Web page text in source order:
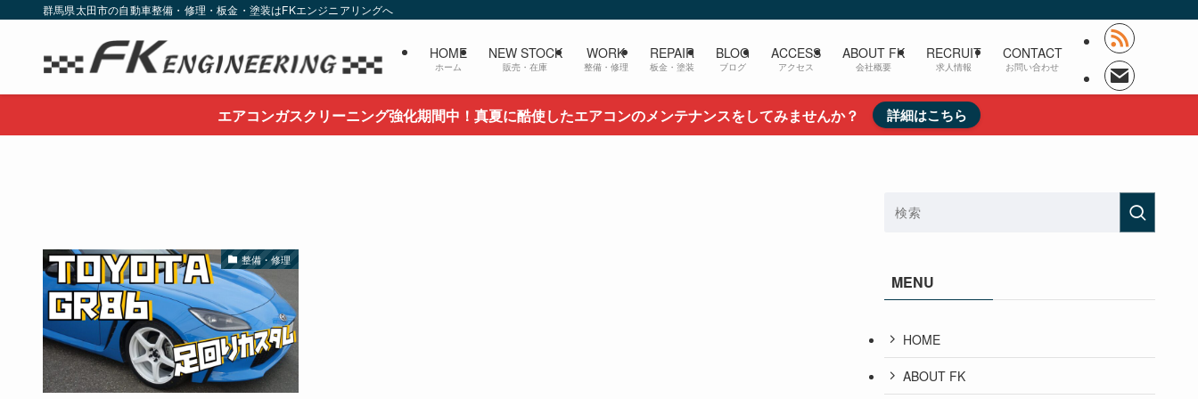
群馬県太田市の自動車整備・修理・板金・塗装はFKエンジニアリングへ
HOME
ホーム
NEW STOCK
販売・在庫
WORK
整備・修理
REPAIR
板金・塗装
BLOG
ブログ
ACCESS
アクセス
ABOUT FK
会社概要
RECRUIT
求人情報
CONTACT
お問い合わせ
エアコンガスクリーニング強化期間中！真夏に酷使したエアコンのメンテナンスをしてみませんか？ 詳細はこちら
整備・修理
MENU
HOME
ABOUT FK